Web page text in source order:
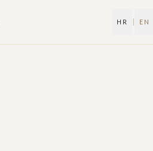
HR | EN